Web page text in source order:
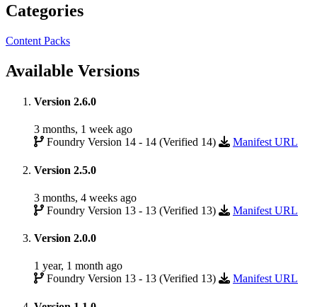
Categories
Content Packs
Available Versions
Version 2.6.0
3 months, 1 week ago
Foundry Version 14 - 14 (Verified 14)
Manifest URL
Version 2.5.0
3 months, 4 weeks ago
Foundry Version 13 - 13 (Verified 13)
Manifest URL
Version 2.0.0
1 year, 1 month ago
Foundry Version 13 - 13 (Verified 13)
Manifest URL